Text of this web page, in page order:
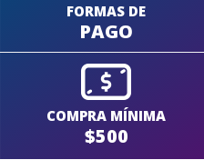
FORMAS DE
PAGO
COMPRA MÍNIMA
$500